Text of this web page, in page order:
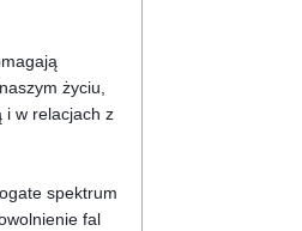
życiu,
i w relacjach z
spektrum
fal